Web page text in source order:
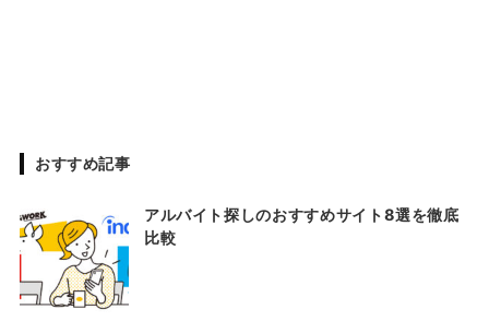
おすすめ記事
アルバイト探しのおすすめサイト8選を徹底
比較